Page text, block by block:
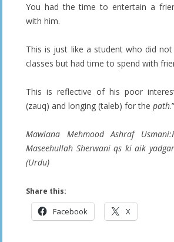
You had the time to entertain a
with him.
This is just like a student who did
classes but had time to spend with
This is reflective of his poor
(zauq) and longing (taleb) for the path.”
Mawlana Mehmood Ashraf
Maseehullah Sherwani qs ki aik
(Urdu)
Share this:
Facebook X